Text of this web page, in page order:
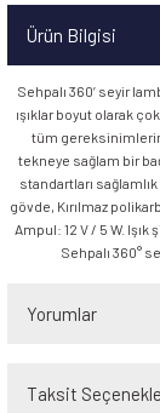
Ürün Bilgisi
Sehpalı 360’ seyir
ışıklar boyut olarak
tüm
tekneye sağlam bir
standartları
gövde, Kırılmaz
Ampul: 12 V / 5 W.
Sehpalı 360°
Yorumlar
Taksit